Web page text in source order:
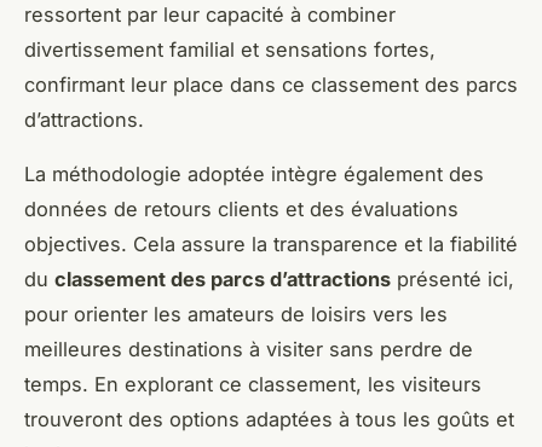
ressortent par leur capacité à combiner
divertissement familial et sensations fortes,
confirmant leur place dans ce classement des parcs
d’attractions.
La méthodologie adoptée intègre également des
données de retours clients et des évaluations
objectives. Cela assure la transparence et la fiabilité
du classement des parcs d’attractions présenté ici,
pour orienter les amateurs de loisirs vers les
meilleures destinations à visiter sans perdre de
temps. En explorant ce classement, les visiteurs
trouveront des options adaptées à tous les goûts et